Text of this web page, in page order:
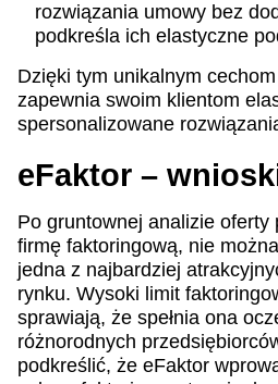
rozwiązania umowy bez
podkreśla ich elastyczne
Dzięki tym unikalnym
zapewnia swoim klientom
spersonalizowane
eFaktor –
Po gruntownej analizie oferty
firmę faktoringową, nie
jedna z najbardziej
rynku. Wysoki limit
sprawiają, że spełnia ona
różnorodnych
podkreślić, że eFaktor